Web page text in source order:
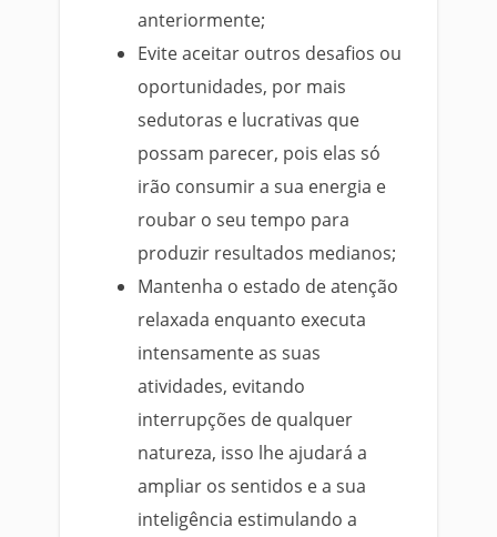
anteriormente;
Evite aceitar outros desafios ou
oportunidades, por mais
sedutoras e lucrativas que
possam parecer, pois elas só
irão consumir a sua energia e
roubar o seu tempo para
produzir resultados medianos;
Mantenha o estado de atenção
relaxada enquanto executa
intensamente as suas
atividades, evitando
interrupções de qualquer
natureza, isso lhe ajudará a
ampliar os sentidos e a sua
inteligência estimulando a